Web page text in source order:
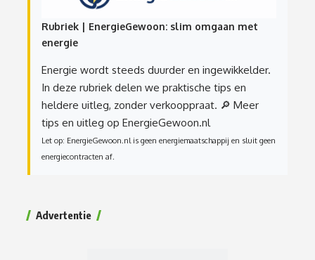
Rubriek | EnergieGewoon: slim omgaan met
energie
Energie wordt steeds duurder en ingewikkelder.
In deze rubriek delen we praktische tips en
heldere uitleg, zonder verkooppraat. 🔎 Meer
tips en uitleg op EnergieGewoon.nl
Let op: EnergieGewoon.nl is geen energiemaatschappij en sluit geen
energiecontracten af.
Advertentie